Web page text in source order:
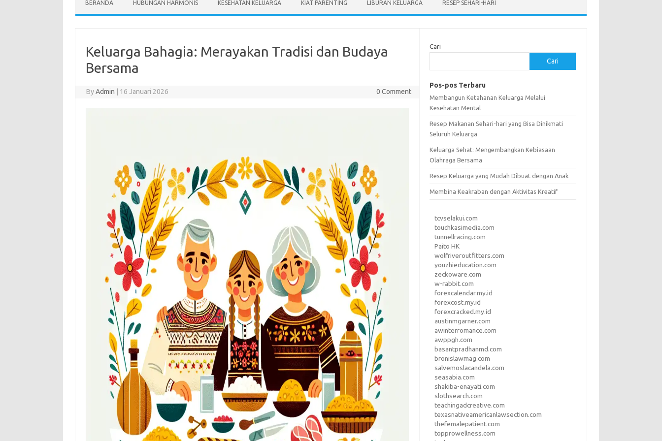
BERANDA HUBUNGAN HARMONIS KESEHATAN KELUARGA KIAT PARENTING LIBURAN KELUARGA RESEP SEHARI-HARI
Keluarga Bahagia: Merayakan Tradisi dan Budaya
Bersama
ByAdmin 16 Januari 2026 0 Comment
Cari
Cari
Pos-pos Terbaru
Membangun Ketahanan Keluarga Melalui
Kesehatan Mental
Resep Makanan Sehari-hari yang Bisa Dinikmati
Seluruh Keluarga
Keluarga Sehat: Mengembangkan Kebiasaan
Olahraga Bersama
Resep Keluarga yang Mudah Dibuat dengan Anak
Membina Keakraban dengan Aktivitas Kreatif
tcvselakui.com
touchkasimedia.com
tunnellracing.com
Paito HK
wolfriveroutfitters.com
youzhieducation.com
zeckoware.com
w-rabbit.com
forexcalendar.my.id
forexcost.my.id
forexcracked.my.id
austinmgarner.com
awinterromance.com
awppgh.com
basantpradhanmd.com
bronislawmag.com
salvemoslacandela.com
seasabia.com
shakiba-enayati.com
slothsearch.com
teachingadcreative.com
texasnativeamericanlawsection.com
thefemalepatient.com
topprowellness.com